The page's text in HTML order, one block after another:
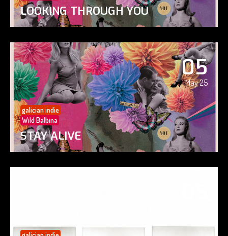
LOOKING THROUGH YOU
05
May 25
galician indie
Wild Balbina
STAY ALIVE